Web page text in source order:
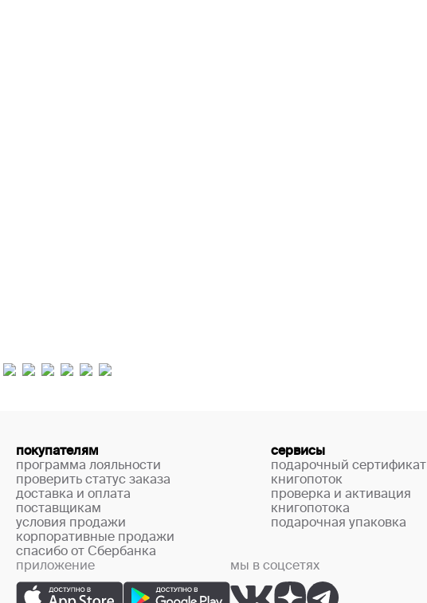
покупателям
программа лояльности
проверить статус заказа
доставка и оплата
поставщикам
условия продажи
корпоративные продажи
спасибо от Сбербанка
сервисы
подарочный сертификат
книгопоток
проверка и активация
книгопотока
подарочная упаковка
приложение мы в соцсетях